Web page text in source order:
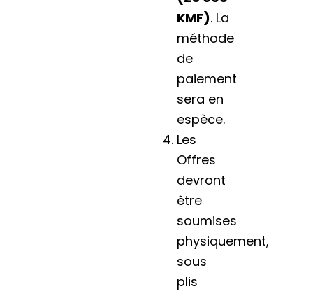
KMF). La
méthode
de
paiement
sera en
espèce.
Les
Offres
devront
être
soumises
physiquement,
sous
plis